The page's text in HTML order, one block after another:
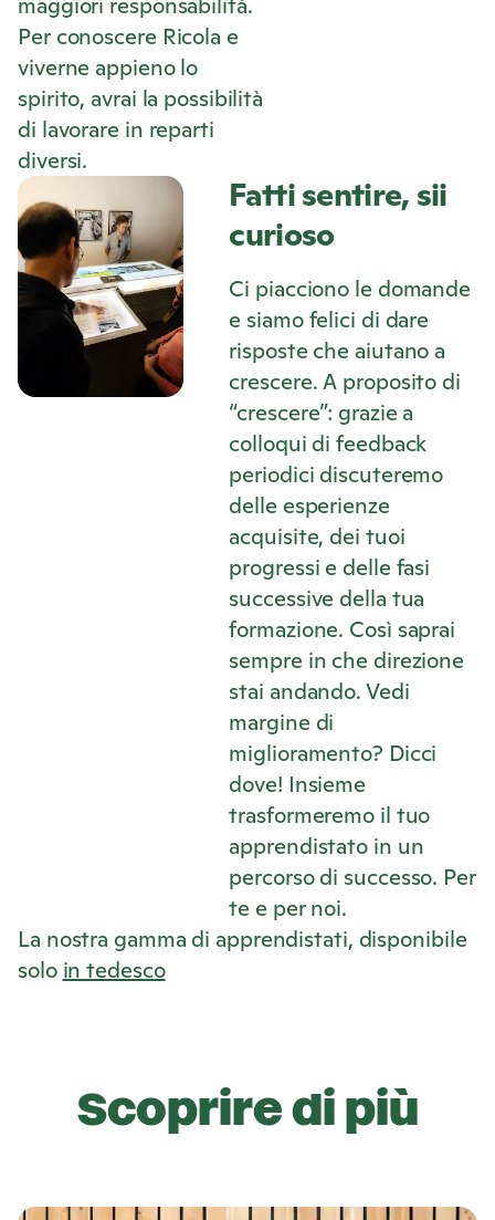
Per conoscere Ricola e
viverne appieno lo
spirito, avrai la possibilità
di lavorare in reparti
diversi.
Fatti sentire, sii
curioso
Ci piacciono le domande
e siamo felici di dare
risposte che aiutano a
crescere. A proposito di
“crescere”: grazie a
colloqui di feedback
periodici discuteremo
delle esperienze
acquisite, dei tuoi
progressi e delle fasi
successive della tua
formazione. Così saprai
sempre in che direzione
stai andando. Vedi
margine di
miglioramento? Dicci
dove! Insieme
trasformeremo il tuo
apprendistato in un
percorso di successo. Per
te e per noi.
La nostra gamma di apprendistati, disponibile
solo in tedesco
t
Scoprire di più